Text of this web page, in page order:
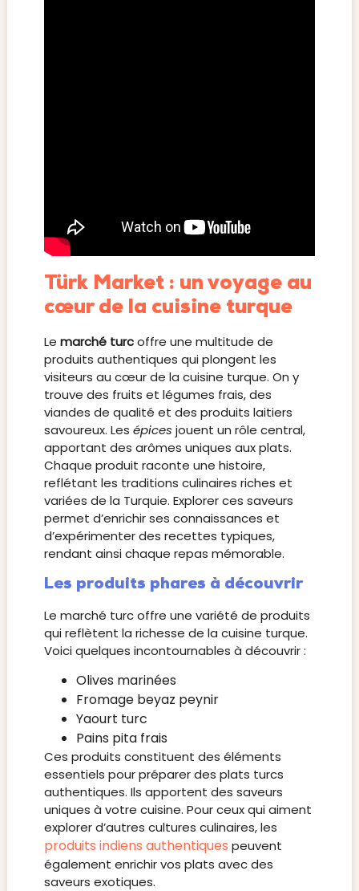
Türk Market : un voyage au
cœur de la cuisine turque
Le marché turcoffre une multitude de
produits authentiques qui plongent les
visiteurs au cœur de la cuisine turque. On y
trouve des fruits et légumes frais, des
viandes de qualité et des produits laitiers
savoureux. Les épices jouent un rôle central,
apportant des arômes uniques aux plats.
Chaque produit raconte une histoire,
reflétant les traditions culinaires riches et
variées de la Turquie. Explorer ces saveurs
permet d’enrichir ses connaissances et
d’expérimenter des recettes typiques,
rendant ainsi chaque repas mémorable.
Les produits phares à découvrir
Le marché turc offre une variété de produits
qui reflètent la richesse de la cuisine turque.
Voici quelques incontournables à découvrir :
Olives marinées
Fromage beyaz peynir
Yaourt turc
Pains pita frais
Ces produits constituent des éléments
essentiels pour préparer des plats turcs
authentiques. Ils apportent des saveurs
uniques à votre cuisine. Pour ceux qui aiment
explorer d’autres cultures culinaires, les
produits indiens authentiques peuvent
également enrichir vos plats avec des
saveurs exotiques.